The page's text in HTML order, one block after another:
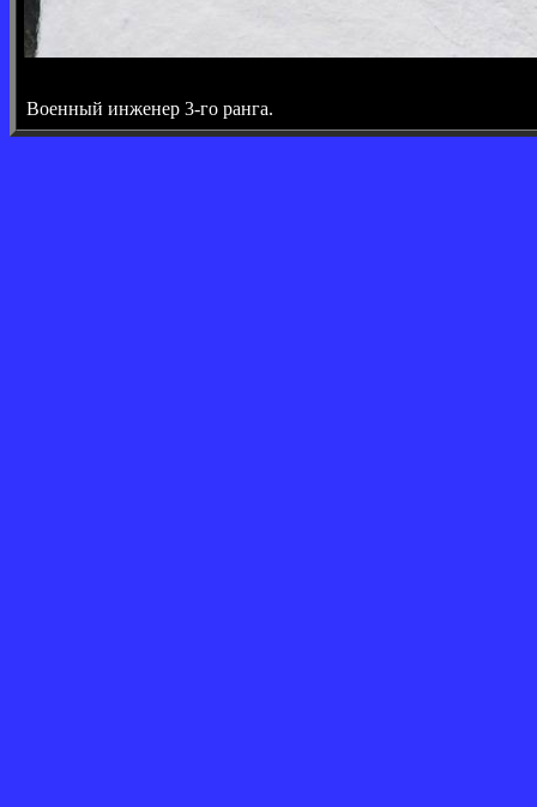
Военный инженер 3-го ранга.